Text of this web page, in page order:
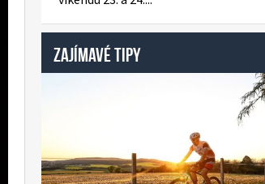
ZAJÍMAVÉ TIPY